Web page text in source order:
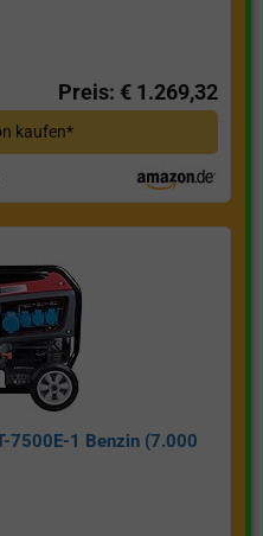
Preis: € 1.269,32
kaufen*
7500E-1 Benzin (7.000